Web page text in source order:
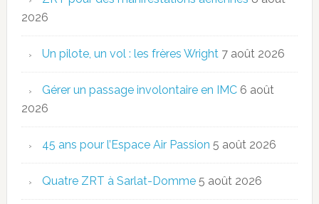
2026
Un pilote, un vol : les frères Wright 7 août 2026
Gérer un passage involontaire en IMC 6 août
2026
45 ans pour l’Espace Air Passion 5 août 2026
Quatre ZRT à Sarlat-Domme 5 août 2026